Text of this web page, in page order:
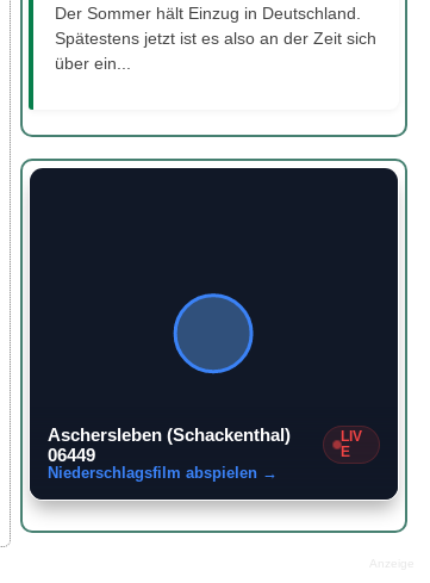
Der Sommer hält Einzug in Deutschland.
Spätestens jetzt ist es also an der Zeit sich
über ein...
Aschersleben (Schackenthal)
06449
LIV
E
Niederschlagsfilm abspielen →